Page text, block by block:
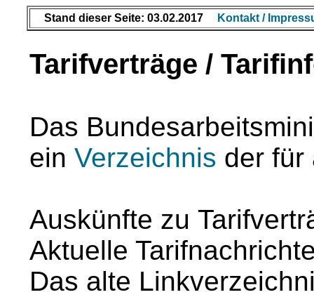
Stand dieser Seite: 03.02.2017 Kontakt /
Tarifverträge /
Das
ein Verzeichnis der für
Auskünfte zu
Aktuelle
Das alte